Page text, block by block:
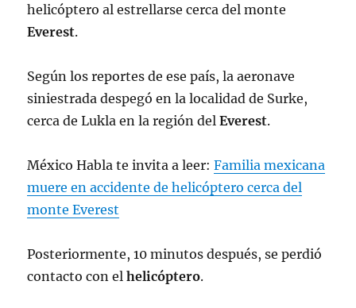
helicóptero al estrellarse cerca del monte
Everest.
Según los reportes de ese país, la aeronave
siniestrada despegó en la localidad de Surke,
cerca de Lukla en la región delEverest.
México Habla te invita a leer:Familia mexicana
muere en accidente de helicóptero cerca del
monte Everest
Posteriormente, 10 minutos después, se perdió
contacto con elhelicóptero.